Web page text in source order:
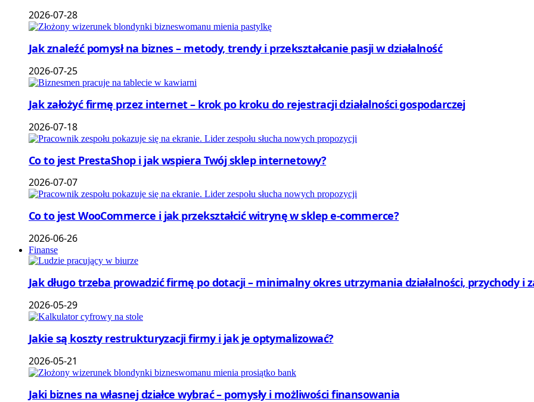
2026-07-28
Jak znaleźć pomysł na biznes – metody, trendy i przekształcanie pasji w działalność
2026-07-25
Jak założyć firmę przez internet – krok po kroku do rejestracji działalności gospodarczej
2026-07-18
Co to jest PrestaShop i jak wspiera Twój sklep internetowy?
2026-07-07
Co to jest WooCommerce i jak przekształcić witrynę w sklep e-commerce?
2026-06-26
Finanse
Jak długo trzeba prowadzić firmę po dotacji – minimalny okres utrzymania działalności, przychody i
2026-05-29
Jakie są koszty restrukturyzacji firmy i jak je optymalizować?
2026-05-21
Jaki biznes na własnej działce wybrać – pomysły i możliwości finansowania